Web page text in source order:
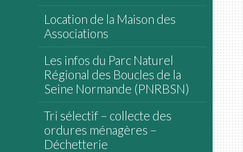
Location de la Maison des
Associations
Les infos du Parc Naturel
Régional des Boucles de la
Seine Normande (PNRBSN)
Tri sélectif – collecte des
ordures ménagères –
Déchetterie